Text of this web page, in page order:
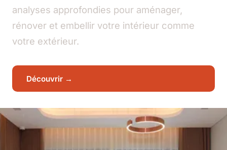
analyses approfondies pour aménager,
rénover et embellir votre intérieur comme
votre extérieur.
Découvrir →